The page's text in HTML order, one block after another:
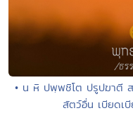
• น หิ ปพฺพชิโต ปรูปฆาตี
สัตว์อื่น เบียดเ